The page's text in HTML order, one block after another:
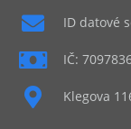
ID datové
IČ:
Klegova